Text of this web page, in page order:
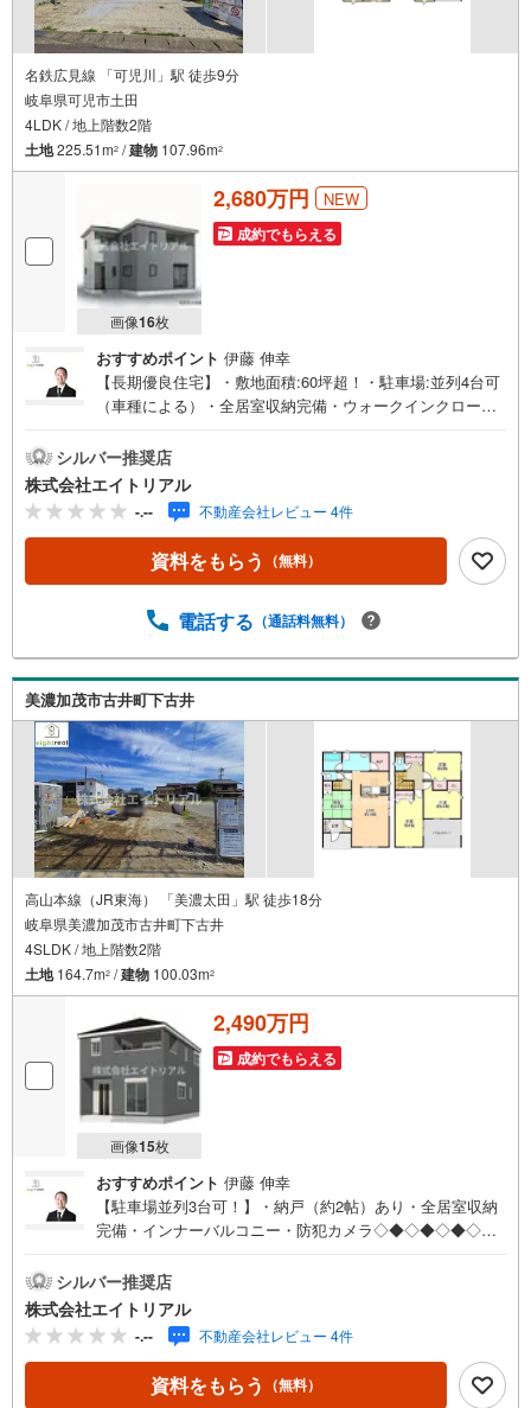
名鉄広見線 「可児川」駅 徒歩9分
岐阜県可児市土田
4LDK / 地上階数2階
土地225.51m2 /建物 107.96m2
画像16枚
2,680万円 NEW
成約でもらえる
おすすめポイント 伊藤 伸幸
【長期優良住宅】・敷地面積:60坪超！・駐車場:並列4台可
（車種による）・全居室収納完備・ウォークインクローゼ
◇◆◇◆◇◆住宅購入のことなら【エイトリアル】の売買
仲介担当にお任せ下さい！「8」の末広がりと「∞」の無限
大の想いを込めて、「マイホームを持つ」というお客様の
夢の実現を全力でサポートします！まずはお気軽にご相談
ください。◇◆◇◆◇◆◇◆◇◆◇◆◇◆◇◆◇◆◇◆◆
物件探し 基本の流れ【総所要時間60分】●Step1 見学希望
によっては、日時の調整をお願いする場合もございますの
住宅相談会見学後、お客様のご要望やご予算などに関する
情報のヒアリングと弊社の簡単なご説明をさせていただき
ます。
シルバー推奨店
株式会社エイトリアル
-.-- 不動産会社レビュー 4件
資料をもらう （無料）
電話する （通話料無料）
美濃加茂市古井町下古井
高山本線（JR東海） 「美濃太田」駅 徒歩18分
岐阜県美濃加茂市古井町下古井
4SLDK / 地上階数2階
土地164.7m2 /建物 100.03m2
画像15枚
2,490万円
成約でもらえる
おすすめポイント 伊藤 伸幸
【駐車場並列3台可！】・納戸（約2帖）あり・全居室収納
完備・インナーバルコニー・防犯カメラ◇◆◇◆◇◆◇◆
アル】の売買仲介担当にお任せ下さい！「8」の末広がりと
「∞」の無限大の想いを込めて、「マイホームを持つ」と
いうお客様の夢の実現を全力でサポートします！まずはお
気軽にご相談ください。◇◆◇◆◇◆◇◆◇◆◇◆◇◆◇
◆◇◆◇◆◆物件探し 基本の流れ【総所要時間60分】●S
tep1 見学希望日時を予約するご希望の日時をご予約くださ
シルバー推奨店
株式会社エイトリアル
-.-- 不動産会社レビュー 4件
資料をもらう （無料）